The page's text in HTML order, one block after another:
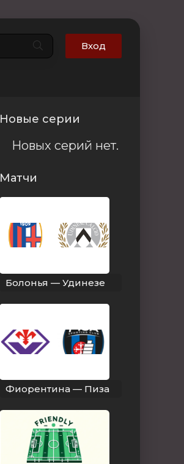
Вход
Новые серии
Новых серий нет.
Матчи
Болонья — Удинезе
Фиорентина — Пиза